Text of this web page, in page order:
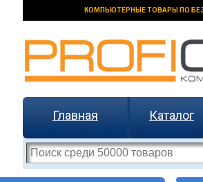
КОМПЬЮТЕРНЫЕ ТОВАРЫ ПО
Главная Каталог